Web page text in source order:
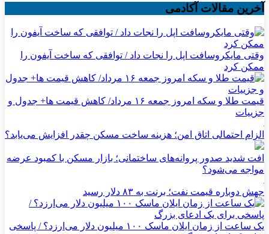
آخرین مقالات آکادمی
وقتی مایکروسافت اپل را نجات داد / توافقی که ساخت آیفون را
ممکن کرد
قیمت طلا و سکه امروز جمعه ۱۶ مرداد/ کاهش قیمت ها+ جدول و
جزییات
الزام احتمالی اتاق امن؛ هزینه ساخت مسکن چقدر افزایش می‌یابد؟
افت شدید صدور پروانه‌های ساختمانی؛ بازار مسکن با کمبود عرضه
مواجه می‌شود؟
جهش دوباره قیمت نفت؛ برنت به ۸۳ دلار رسید
یک ساعت از زمان ایلان ماسک ۱۰۰ میلیون دلار می‌ارزد؟ / پاسخی